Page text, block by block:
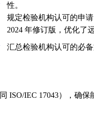
性。
规定检验机构认可的申
2024 年修订版，优化了
汇总检验机构认可的必
ISO/IEC 17043），确